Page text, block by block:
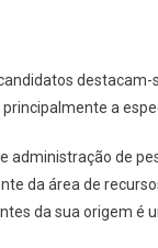
a
administração de
da área de
da sua origem é